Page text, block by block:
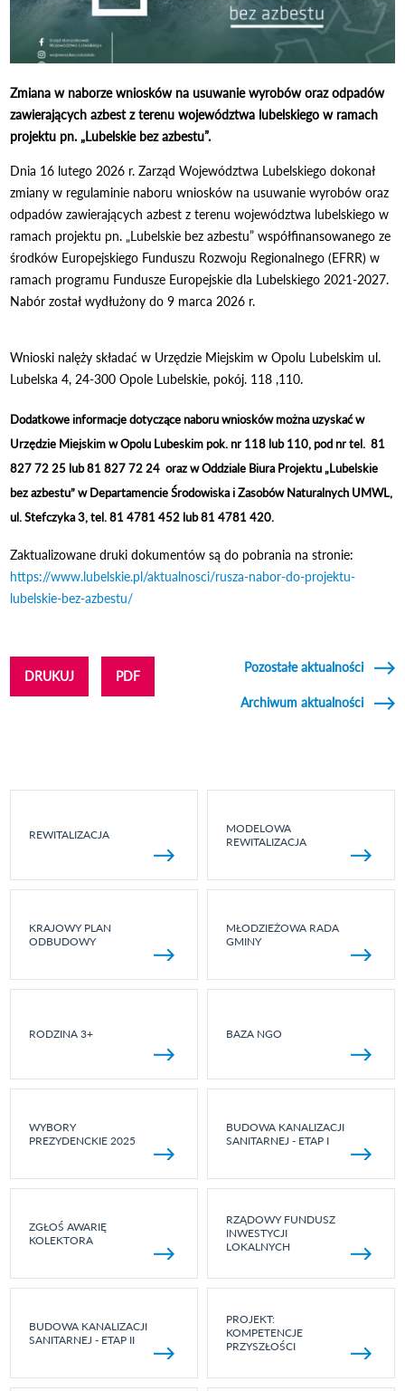
Zmiana w naborze wniosków na usuwanie wyrobów oraz odpadów
zawierających azbest z terenu województwa lubelskiego w ramach
projektu pn. „Lubelskie bez azbestu”.
Dnia 16 lutego 2026 r. Zarząd Województwa Lubelskiego dokonał
zmiany w regulaminie naboru wniosków na usuwanie wyrobów oraz
odpadów zawierających azbest z terenu województwa lubelskiego w
ramach projektu pn. „Lubelskie bez azbestu” współfinansowanego ze
środków Europejskiego Funduszu Rozwoju Regionalnego (EFRR) w
ramach programu Fundusze Europejskie dla Lubelskiego 2021-2027.
Nabór został wydłużony do 9 marca 2026 r.
Wnioski nalęży składać w Urzędzie Miejskim w Opolu Lubelskim ul.
Lubelska 4, 24-300 Opole Lubelskie, pokój. 118 ,110.
Dodatkowe informacje dotyczące naboru wniosków można uzyskać w
Urzędzie Miejskim w Opolu Lubeskim pok. nr 118 lub 110, pod nr tel. 81
827 72 25 lub 81 827 72 24 oraz w Oddziale Biura Projektu „Lubelskie
bez azbestu” w Departamencie Środowiska i Zasobów Naturalnych UMWL,
ul. Stefczyka 3, tel. 81 4781 452 lub 81 4781 420.
Zaktualizowane druki dokumentów są do pobrania na stronie:
https://www.lubelskie.pl/aktualnosci/rusza-nabor-do-projektu-
lubelskie-bez-azbestu/
DRUKUJ PDF
Pozostałe aktualności
Archiwum aktualności
REWITALIZACJA
MODELOWA
REWITALIZACJA
KRAJOWY PLAN
ODBUDOWY
MŁODZIEŻOWA RADA
GMINY
RODZINA 3+ BAZA NGO
WYBORY
PREZYDENCKIE 2025
BUDOWA KANALIZACJI
SANITARNEJ - ETAP I
ZGŁOŚ AWARIĘ
KOLEKTORA
RZĄDOWY FUNDUSZ
INWESTYCJI
LOKALNYCH
BUDOWA KANALIZACJI
SANITARNEJ - ETAP II
PROJEKT:
KOMPETENCJE
PRZYSZŁOŚCI